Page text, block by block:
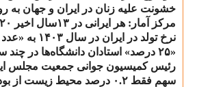
خشونت علیه زنان در ایران و جهان به
مرکز آمار: هر ایرانی در ۱۳سال اخیر ۲۰
نرخ تولد در ایران در سال ۱۴۰۳ به
«۲۵ درصد» استادان دانشگاه‌ها در چند
رئیس کمیسیون جوانی جمعیت مجلس
سهم فقط ۰.۲ درصد محیط زیست از